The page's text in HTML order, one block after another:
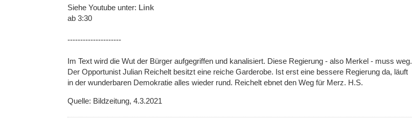
Siehe Youtube unter: Link
ab 3:30
---------------------
Im Text wird die Wut der Bürger aufgegriffen und kanalisiert. Diese Regierung - also Merkel - muss weg.
Der Opportunist Julian Reichelt besitzt eine reiche Garderobe. Ist erst eine bessere Regierung da, läuft
in der wunderbaren Demokratie alles wieder rund. Reichelt ebnet den Weg für Merz. H.S.
Quelle: Bildzeitung, 4.3.2021